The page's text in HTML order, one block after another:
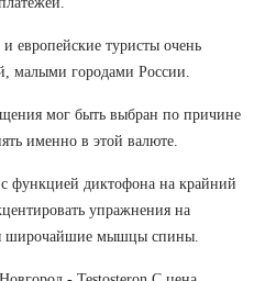
европейские туристы очень
малыми городами России.
мог быть выбран по причине
именно в этой валюте.
функцией диктофона на крайний
упражнения на
широчайшие мышцы спины.